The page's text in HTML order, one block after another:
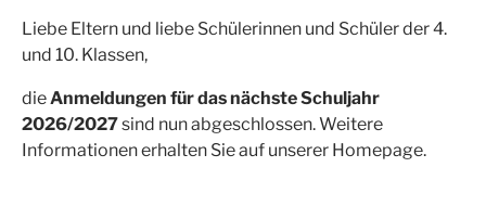
Liebe Eltern und liebe Schülerinnen und Schüler der 4.
und 10. Klassen,
dieAnmeldungen für das nächste Schuljahr
2026/2027sind nun abgeschlossen. Weitere
Informationen erhalten Sie auf unserer Homepage.